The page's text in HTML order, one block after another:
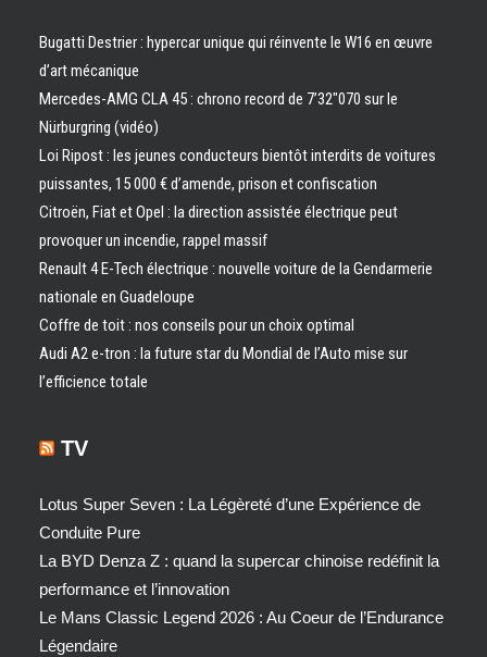
Bugatti Destrier : hypercar unique qui réinvente le W16 en œuvre
d’art mécanique
Mercedes-AMG CLA 45 : chrono record de 7’32″070 sur le
Nürburgring (vidéo)
Loi Ripost : les jeunes conducteurs bientôt interdits de voitures
puissantes, 15 000 € d’amende, prison et confiscation
Citroën, Fiat et Opel : la direction assistée électrique peut
provoquer un incendie, rappel massif
Renault 4 E-Tech électrique : nouvelle voiture de la Gendarmerie
nationale en Guadeloupe
Coffre de toit : nos conseils pour un choix optimal
Audi A2 e-tron : la future star du Mondial de l’Auto mise sur
l’efficience totale
TV
Lotus Super Seven : La Légèreté d’une Expérience de
Conduite Pure
La BYD Denza Z : quand la supercar chinoise redéfinit la
performance et l’innovation
Le Mans Classic Legend 2026 : Au Coeur de l’Endurance
Légendaire